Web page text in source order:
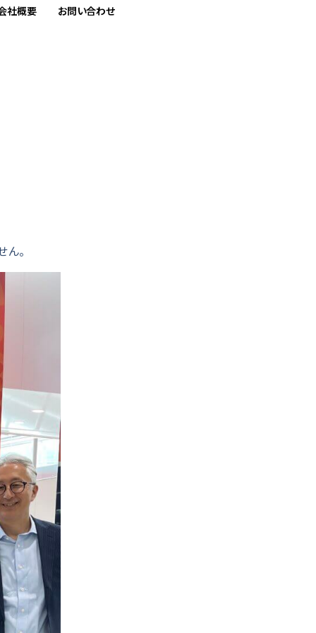
社概要 お問い合わせ
。